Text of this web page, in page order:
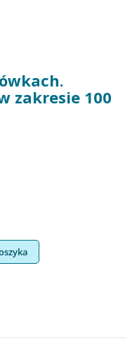
zakresie 100